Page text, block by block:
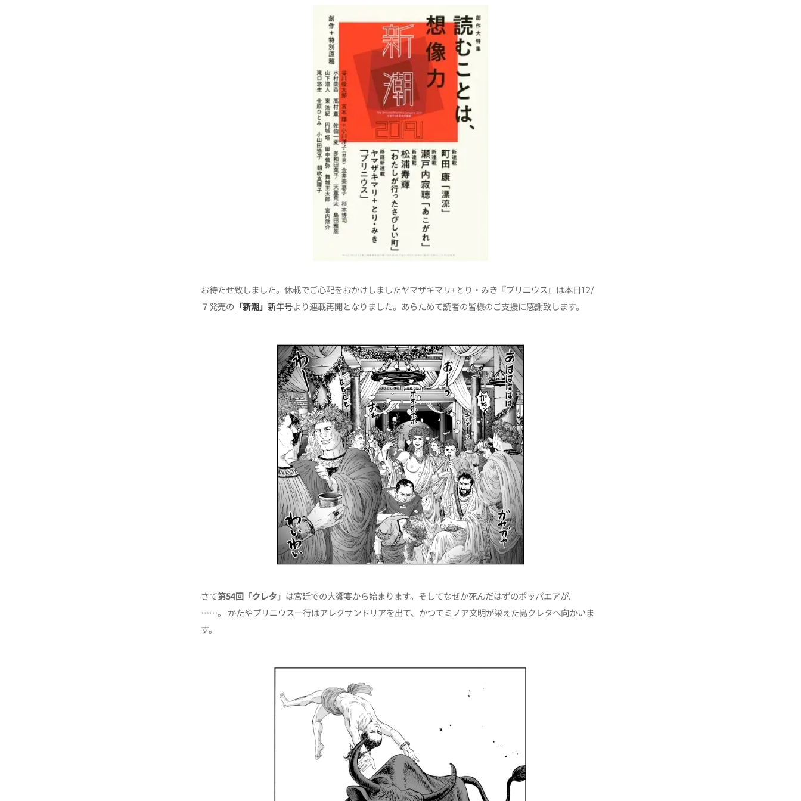
お待たせ致しました。休載でご心配をおかけしましたヤマザキマリ+とり・みき『プリニウス』は本日12/
７発売の 「新潮」 新年号より連載再開となりました。あらためて読者の皆様のご支援に感謝致します。
さて第54回「クレタ」 は宮廷での大饗宴から始まります。そしてなぜか死んだはずのポッパエアが.
……。
かたやプリニウス一行はアレクサンドリアを出て、かつてミノア文明が栄えた島クレタへ向かいま
す。